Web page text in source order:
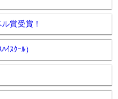
賞受賞！
ｲｽｸｰﾙ）